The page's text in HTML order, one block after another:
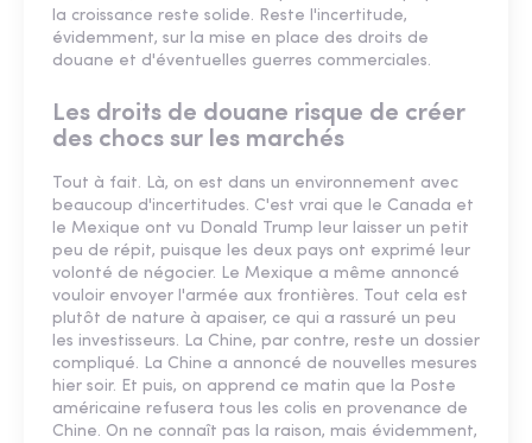
la croissance reste solide. Reste l'incertitude,
évidemment, sur la mise en place des droits de
douane et d'éventuelles guerres commerciales.
Les droits de douane risque de créer
des chocs sur les marchés
Tout à fait. Là, on est dans un environnement avec
beaucoup d'incertitudes. C'est vrai que le Canada et
le Mexique ont vu Donald Trump leur laisser un petit
peu de répit, puisque les deux pays ont exprimé leur
volonté de négocier. Le Mexique a même annoncé
vouloir envoyer l'armée aux frontières. Tout cela est
plutôt de nature à apaiser, ce qui a rassuré un peu
les investisseurs. La Chine, par contre, reste un dossier
compliqué. La Chine a annoncé de nouvelles mesures
hier soir. Et puis, on apprend ce matin que la Poste
américaine refusera tous les colis en provenance de
Chine. On ne connaît pas la raison, mais évidemment,